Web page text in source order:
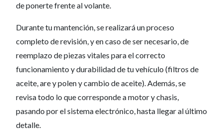
de ponerte frente al volante.
Durante tu mantención, se realizará un proceso
completo de revisión, y en caso de ser necesario, de
reemplazo de piezas vitales para el correcto
funcionamiento y durabilidad de tu vehículo (filtros de
aceite, are y polen y cambio de aceite). Además, se
revisa todo lo que corresponde a motor y chasis,
pasando por el sistema electrónico, hasta llegar al último
detalle.